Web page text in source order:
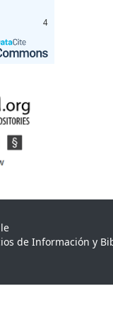
4
de Información y